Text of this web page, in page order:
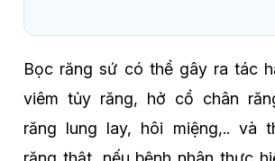
Bọc răng sứ có thể gây ra tác
viêm tủy răng, hở cổ chân
răng lung lay, hôi miệng,.. và